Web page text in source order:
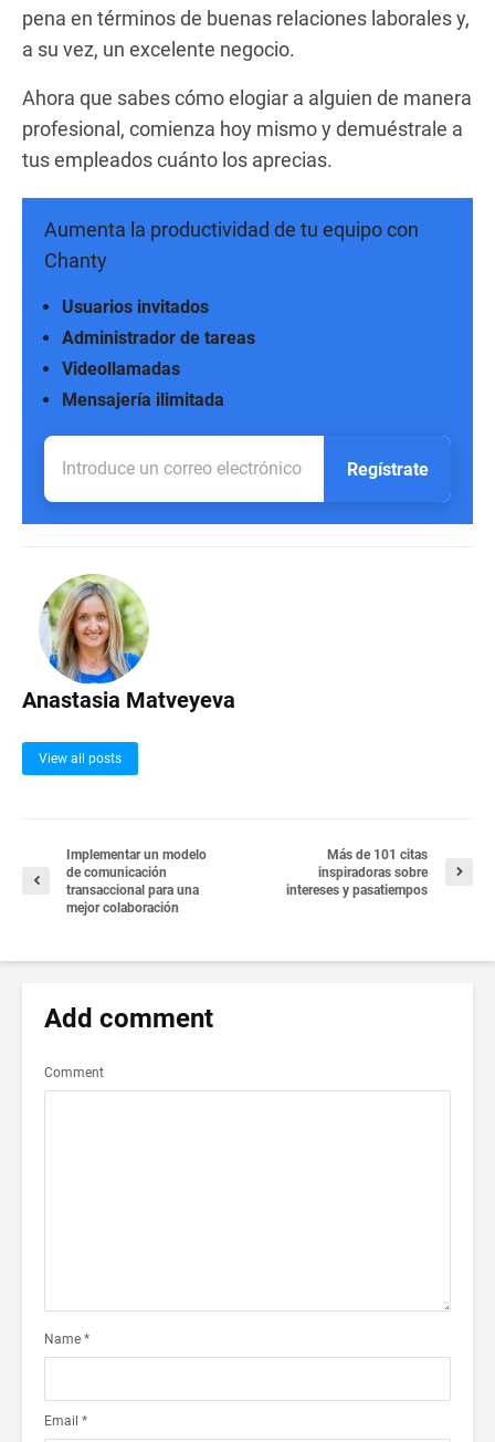
pena en términos de buenas relaciones laborales y,
a su vez, un excelente negocio.
Ahora que sabes cómo elogiar a alguien de manera
profesional, comienza hoy mismo y demuéstrale a
tus empleados cuánto los aprecias.
Aumenta la productividad de tu equipo con
Chanty
Mensajería ilimitada
Videollamadas
Administrador de tareas
Usuarios invitados
Regístrate
Anastasia Matveyeva
View all posts
Implementar un modelo
de comunicación
transaccional para una
mejor colaboración
Más de 101 citas
inspiradoras sobre
intereses y pasatiempos
Add comment
Comment
Name *
Email *